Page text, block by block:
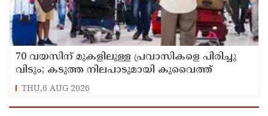
70 വയസിന് മുകളിലുള്ള പ്രവാസികളെ പിരിച്ചു
വിടും; കടുത്ത നിലപാടുമായി കുവൈത്ത്
THU,6 AUG 2026